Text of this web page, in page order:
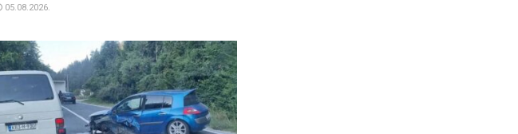
05.08.2026.